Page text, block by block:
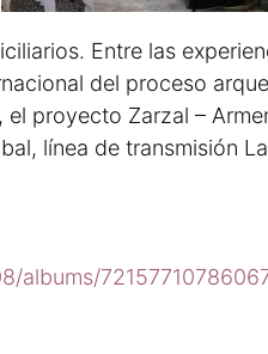
Entre las
del proceso
proyecto Zarzal –
línea de transmisión
albums/